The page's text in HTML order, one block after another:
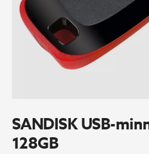
SANDISK USB-
128GB